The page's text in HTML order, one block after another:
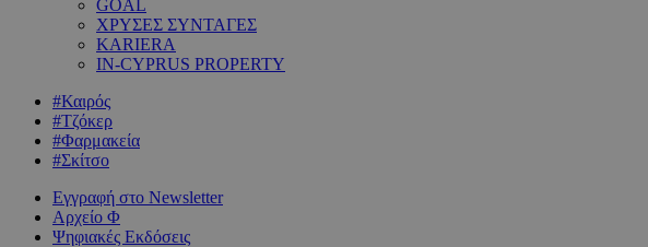
GOAL
ΧΡΥΣΕΣ ΣΥΝΤΑΓΕΣ
KARIERA
IN-CYPRUS PROPERTY
#Καιρός
#Τζόκερ
#Φαρμακεία
#Σκίτσο
Εγγραφή στο Newsletter
Αρχείο Φ
Ψηφιακές Εκδόσεις